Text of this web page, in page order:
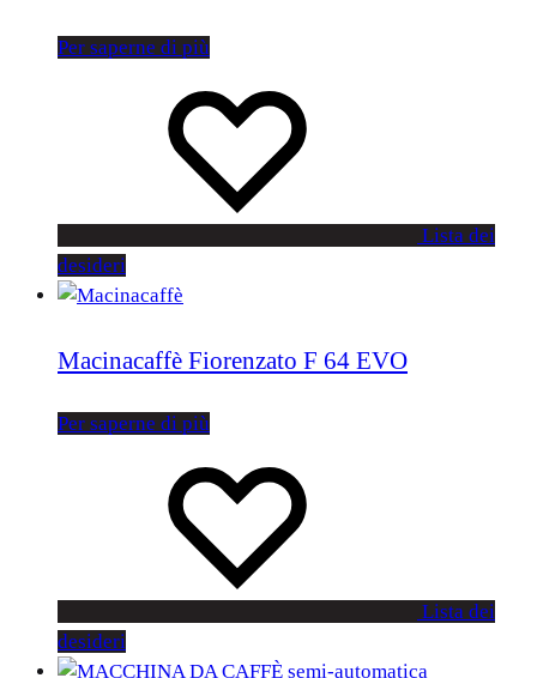
Per saperne di più
Lista dei
desideri
Macinacaffè Fiorenzato F 64 EVO
Per saperne di più
Lista dei
desideri